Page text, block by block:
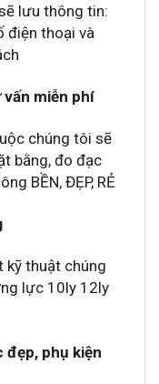
lưu thông tin:
điện thoại và
miễn phí
chúng tôi sẽ
bằng, đo đạc
BỀN, ĐẸP, RẺ
kỹ thuật chúng
lực 10ly 12ly
đẹp, phụ kiện